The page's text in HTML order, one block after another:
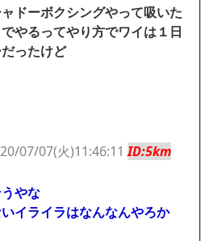
ドーボクシングやって吸いた
やるってやり方でワイは１日
ったけど
20/07/07(火)11:46:11ID:5km
やな
イライラはなんなんやろか